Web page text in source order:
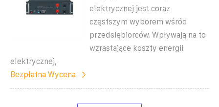
elektrycznej jest coraz
częstszym wyborem wśród
przedsiębiorców. Wpływają na to
wzrastające koszty energii
elektrycznej,
Bezpłatna Wycena